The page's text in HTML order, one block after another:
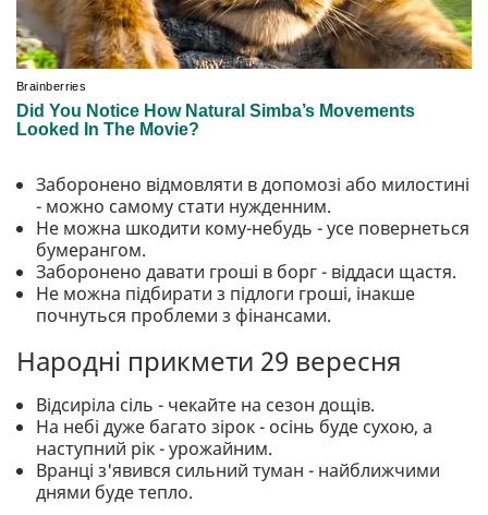
Заборонено відмовляти в допомозі або милостині
- можно самому стати нужденним.
Не можна шкодити кому-небудь - усе повернеться
бумерангом.
Заборонено давати гроші в борг - віддаси щастя.
Не можна підбирати з підлоги гроші, інакше
почнуться проблеми з фінансами.
Народні прикмети 29 вересня
Відсиріла сіль - чекайте на сезон дощів.
На небі дуже багато зірок - осінь буде сухою, а
наступний рік - урожайним.
Вранці з'явився сильний туман - найближчими
днями буде тепло.